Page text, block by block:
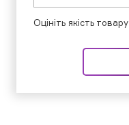
Оцініть якість товару